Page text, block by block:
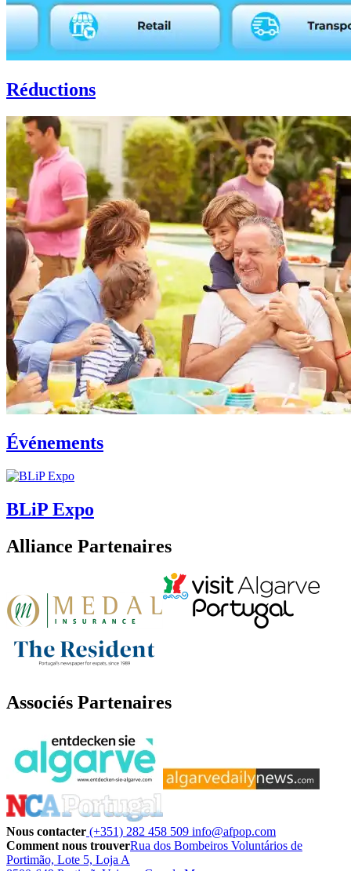
Réductions
Événements
BLiP Expo
Alliance Partenaires
Associés Partenaires
Nous contacter (+351) 282 458 509 info@afpop.com
Comment nous trouverRua dos Bombeiros Voluntários de
Portimão, Lote 5, Loja A